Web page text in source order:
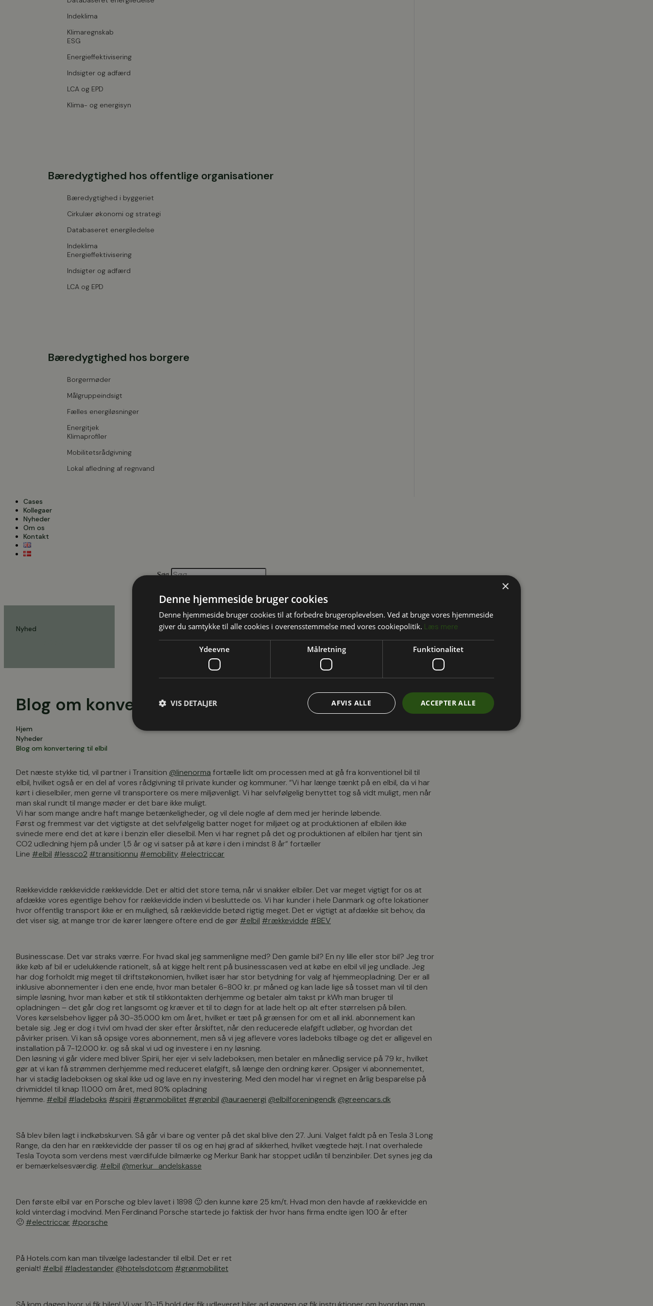
Indeklima
Klimaregnskab
ESG
Energieffektivisering
Indsigter og adfærd
LCA og EPD
Klima- og energisyn
Bæredygtighed hos offentlige organisationer
Bæredygtighed i byggeriet
Cirkulær økonomi og strategi
Databaseret energiledelse
Indeklima
Energieffektivisering
Indsigter og adfærd
LCA og EPD
Bæredygtighed hos borgere
Borgermøder
Målgruppeindsigt
Fælles energiløsninger
Energitjek
Klimaprofiler
Mobilitetsrådgivning
Lokal afledning af regnvand
Cases
Kollegaer
Nyheder
Om os
Kontakt
Søg
Nyhed
Blog om konvertering til elbil
Hjem
Nyheder
Blog om konvertering til elbil
Det næste stykke tid, vil partner i Transition @linenorma fortælle lidt om processen med at gå fra konventionel bil til
elbil, hvilket også er en del af vores rådgivning til private kunder og kommuner. “Vi har længe tænkt på en elbil, da vi har
kørt i dieselbiler, men gerne vil transportere os mere miljøvenligt. Vi har selvfølgelig benyttet tog så vidt muligt, men når
man skal rundt til mange møder er det bare ikke muligt.
Vi har som mange andre haft mange betænkeligheder, og vil dele nogle af dem med jer herinde løbende.
Først og fremmest var det vigtigste at det selvfølgelig batter noget for miljøet og at produktionen af elbilen ikke
svinede mere end det at køre i benzin eller dieselbil. Men vi har regnet på det og produktionen af elbilen har tjent sin
CO2 udledning hjem på under 1,5 år og vi satser på at køre i den i mindst 8 år“ fortæller
Line #elbil #lessco2 #transitionnu #emobility #electriccar
Rækkevidde rækkevidde rækkevidde. Det er altid det store tema, når vi snakker elbiler. Det var meget vigtigt for os at
afdække vores egentlige behov for rækkevidde inden vi besluttede os. Vi har kunder i hele Danmark og ofte lokationer
hvor offentlig transport ikke er en mulighed, så rækkevidde betød rigtig meget. Det er vigtigt at afdække sit behov, da
det viser sig, at mange tror de kører længere oftere end de gør #elbil #rækkevidde #BEV
Businesscase. Det var straks værre. For hvad skal jeg sammenligne med? Den gamle bil? En ny lille eller stor bil? Jeg tror
ikke køb af bil er udelukkende rationelt, så at kigge helt rent på businesscasen ved at købe en elbil vil jeg undlade. Jeg
har dog forholdt mig meget til driftstøkonomien, hvilket især har stor betydning for valg af hjemmeopladning. Der er all
inklusive abonnementer i den ene ende, hvor man betaler 6-800 kr. pr måned og kan lade lige så tosset man vil til den
simple løsning, hvor man køber et stik til stikkontakten derhjemme og betaler alm takst pr kWh man bruger til
opladningen – det går dog ret langsomt og kræver et til to døgn for at lade helt op alt efter størrelsen på bilen.
Vores kørselsbehov ligger på 30-35.000 km om året, hvilket er tæt på grænsen for om et all inkl. abonnement kan
betale sig. Jeg er dog i tvivl om hvad der sker efter årskiftet, når den reducerede elafgift udløber, og hvordan det
påvirker prisen. Vi kan så opsige vores abonnement, men så vi jeg aflevere vores ladeboks tilbage og det er alligevel en
installation på 7-12.000 kr. og så skal vi ud og investere i en ny løsning.
Den løsning vi går videre med bliver Spirii, her ejer vi selv ladeboksen, men betaler en månedlig service på 79 kr., hvilket
gør at vi kan få strømmen derhjemme med reduceret elafgift, så længe den ordning kører. Opsiger vi abonnementet,
har vi stadig ladeboksen og skal ikke ud og lave en ny investering. Med den model har vi regnet en årlig besparelse på
drivmiddel til knap 11.000 om året, med 80% opladning
hjemme. #elbil #ladeboks #spirii #grønmobilitet #grønbil @auraenergi @elbilforeningendk @greencars.dk
Så blev bilen lagt i indkøbskurven. Så går vi bare og venter på det skal blive den 27. Juni. Valget faldt på en Tesla 3 Long
Range, da den har en rækkevidde der passer til os og en høj grad af sikkerhed, hvilket vægtede højt. I nat overhalede
Tesla Toyota som verdens mest værdifulde bilmærke og Merkur Bank har stoppet udlån til benzinbiler. Det synes jeg da
er bemærkelsesværdig. #elbil @merkur_andelskasse
Den første elbil var en Porsche og blev lavet i 1898 🙂 den kunne køre 25 km/t. Hvad mon den havde af rækkevidde en
kold vinterdag i modvind. Men Ferdinand Porsche startede jo faktisk der hvor hans firma endte igen 100 år efter
🙂 #electriccar #porsche
På Hotels.com kan man tilvælge ladestander til elbil. Det er ret
genialt! #elbil #ladestander @hotelsdotcom #grønmobilitet
×
Denne hjemmeside bruger cookies
Denne hjemmeside bruger cookies til at forbedre brugeroplevelsen. Ved at bruge vores hjemmeside
giver du samtykke til alle cookies i overensstemmelse med vores cookiepolitik. Læs mere
Ydeevne Målretning Funktionalitet
ACCEPTER ALLE
AFVIS ALLE
VIS DETALJER